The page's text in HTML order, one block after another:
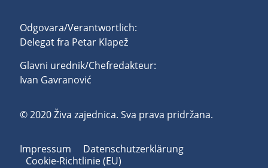
Odgovara/Verantwortlich:
Delegat fra Petar Klapež
Glavni urednik/Chefredakteur:
Ivan Gavranović
© 2020 Živa zajednica. Sva prava pridržana.
Impressum
Datenschutzerklärung
Cookie-Richtlinie (EU)